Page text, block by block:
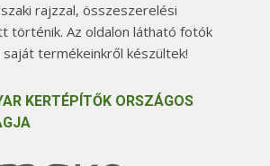
rajzzal, összeszerelési
történik. Az oldalon látható fotók
termékeinkről készültek!
KERTÉPÍTŐK ORSZÁGOS